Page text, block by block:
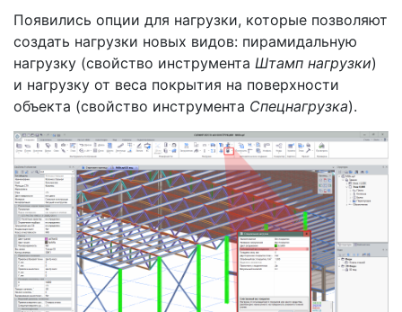
Появились опции для нагрузки, которые позволяют
создать нагрузки новых видов: пирамидальную
нагрузку (свойство инструмента Штамп нагрузки)
и нагрузку от веса покрытия на поверхности
объекта (свойство инструмента Спецнагрузка).